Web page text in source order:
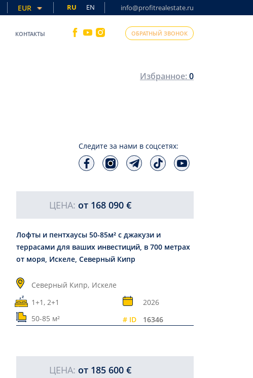
EUR RU EN info@profitrealestate.ru
КОНТАКТЫ ОБРАТНЫЙ ЗВОНОК
Избранное:0
Следите за нами в соцсетях:
ЦЕНА: от 168 090 €
Лофты и пентхаусы 50-85м² с джакузи и
террасами для ваших инвестиций, в 700 метрах
от моря, Искеле, Северный Кипр
Северный Кипр, Искеле
1+1, 2+1
2026
50-85 м²
# ID 16346
ЦЕНА: от 185 600 €